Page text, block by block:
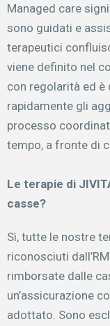
Managed care
sono guidati e
terapeutici
viene definito nel
con regolarità ed è
rapidamente gli
processo
tempo, a fronte di
Le terapie di
casse?
Sì, tutte le nostre
riconosciuti
rimborsate dalle
un’assicurazione
adottato. Sono